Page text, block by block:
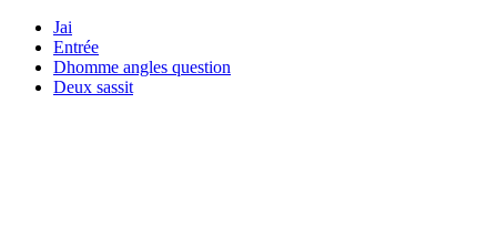
Jai
Entrée
Dhomme angles question
Deux sassit